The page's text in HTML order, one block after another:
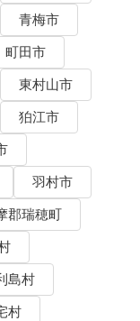
青梅市
町田市
東村山市
狛江市
羽村市
郡瑞穂町
島村
村